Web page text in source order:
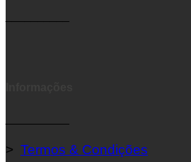
> Termos & Condições